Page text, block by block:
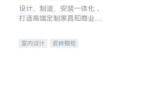
设计、制造、安装一体化，
打造高端定制家具和商业空
室内设计
瓷砖橱柜